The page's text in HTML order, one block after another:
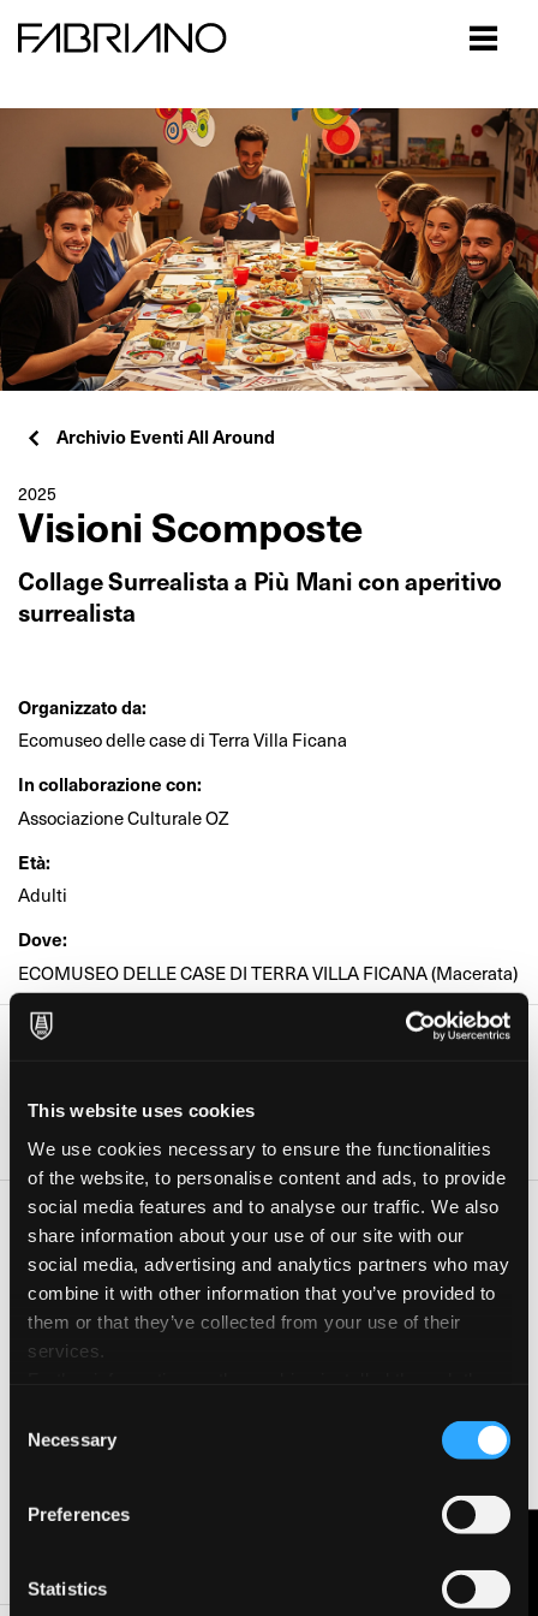
This website uses cookies
We use cookies necessary to ensure the functionalities
of the website, to personalise content and ads, to provide
social media features and to analyse our traffic. We also
share information about your use of our site with our
social media, advertising and analytics partners who may
combine it with other information that you’ve provided to
them or that they’ve collected from your use of their
services.
Selection
Necessary
Preferences
Statistics
Archivio Eventi All Around
2025
Visioni Scomposte
Collage Surrealista a Più Mani con aperitivo
surrealista
Organizzato da:
Ecomuseo delle case di Terra Villa Ficana
In collaborazione con:
Associazione Culturale OZ
Età:
Adulti
Dove:
ECOMUSEO DELLE CASE DI TERRA VILLA FICANA (Macerata)
Un laboratorio creativo dedicato agli adulti che vogliono
riscoprire il piacere dell’immaginazione libera e del gioco
visivo. A partire da un tema ispiratore, i partecipanti creeranno
opere collettive con tecniche di collage analogico,
destrutturando immagini del quotidiano e ricomponendole in
modo onirico, poetico, perturbante. L’attività si concluderà con
Contattaci